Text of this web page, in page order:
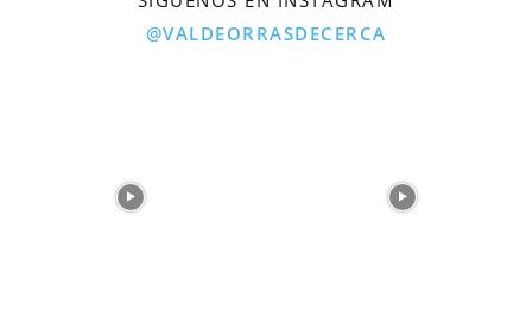
@VALDEORRASDECERCA